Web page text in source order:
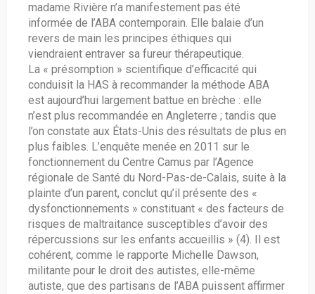
madame Rivière n’a manifestement pas été
informée de l’ABA contemporain. Elle balaie d’un
revers de main les principes éthiques qui
viendraient entraver sa fureur thérapeutique.
La « présomption » scientifique d’efficacité qui
conduisit la HAS à recommander la méthode ABA
est aujourd’hui largement battue en brèche : elle
n’est plus recommandée en Angleterre ; tandis que
l’on constate aux États-Unis des résultats de plus en
plus faibles. L’enquête menée en 2011 sur le
fonctionnement du Centre Camus par l’Agence
régionale de Santé du Nord-Pas-de-Calais, suite à la
plainte d’un parent, conclut qu’il présente des «
dysfonctionnements » constituant « des facteurs de
risques de maltraitance susceptibles d’avoir des
répercussions sur les enfants accueillis » (4). Il est
cohérent, comme le rapporte Michelle Dawson,
militante pour le droit des autistes, elle-même
autiste, que des partisans de l’ABA puissent affirmer